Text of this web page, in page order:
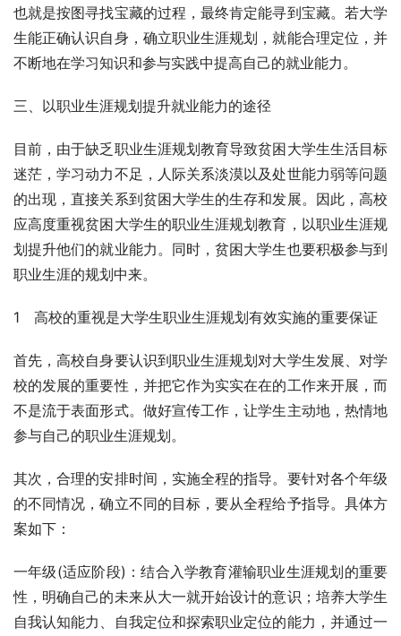
也就是按图寻找宝藏的过程，最终肯定能寻到宝藏。若大学
生能正确认识自身，确立职业生涯规划，就能合理定位，并
不断地在学习知识和参与实践中提高自己的就业能力。
三、以职业生涯规划提升就业能力的途径
目前，由于缺乏职业生涯规划教育导致贫困大学生生活目标
迷茫，学习动力不足，人际关系淡漠以及处世能力弱等问题
的出现，直接关系到贫困大学生的生存和发展。因此，高校
应高度重视贫困大学生的职业生涯规划教育，以职业生涯规
划提升他们的就业能力。同时，贫困大学生也要积极参与到
职业生涯的规划中来。
1　高校的重视是大学生职业生涯规划有效实施的重要保证
首先，高校自身要认识到职业生涯规划对大学生发展、对学
校的发展的重要性，并把它作为实实在在的工作来开展，而
不是流于表面形式。做好宣传工作，让学生主动地，热情地
参与自己的职业生涯规划。
其次，合理的安排时间，实施全程的指导。要针对各个年级
的不同情况，确立不同的目标，要从全程给予指导。具体方
案如下：
一年级(适应阶段)：结合入学教育灌输职业生涯规划的重要
性，明确自己的未来从大一就开始设计的意识；培养大学生
自我认知能力、自我定位和探索职业定位的能力，并通过一